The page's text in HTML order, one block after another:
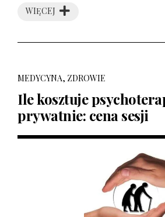
WIĘCEJ
MEDYCYNA, ZDROWIE
Ile kosztuje
prywatnie: cena sesji